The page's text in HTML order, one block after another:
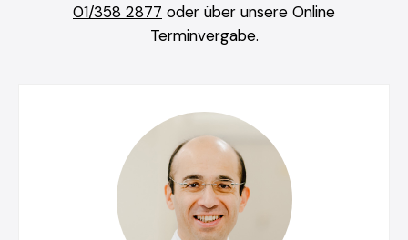
01/358 2877 oder über unsere Online
Terminvergabe.